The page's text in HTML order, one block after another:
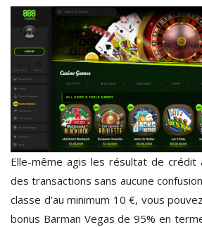
Elle-même agis les résultat de crédit
des transactions sans aucune
classe d’au minimum 10 €, vous
bonus Barman Vegas de 95% en